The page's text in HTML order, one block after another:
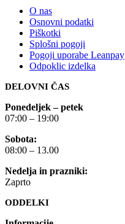
O nas
Osnovni podatki
Piškotki
Splošni pogoji
Pogoji uporabe Leanpay
Odpoklic izdelka
DELOVNI ČAS
Ponedeljek – petek
07:00 – 19:00
Sobota:
08:00 – 13.00
Nedelja in prazniki:
Zaprto
ODDELKI